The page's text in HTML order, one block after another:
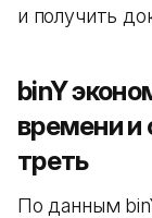
и получить
binY
времени и
треть
По данным